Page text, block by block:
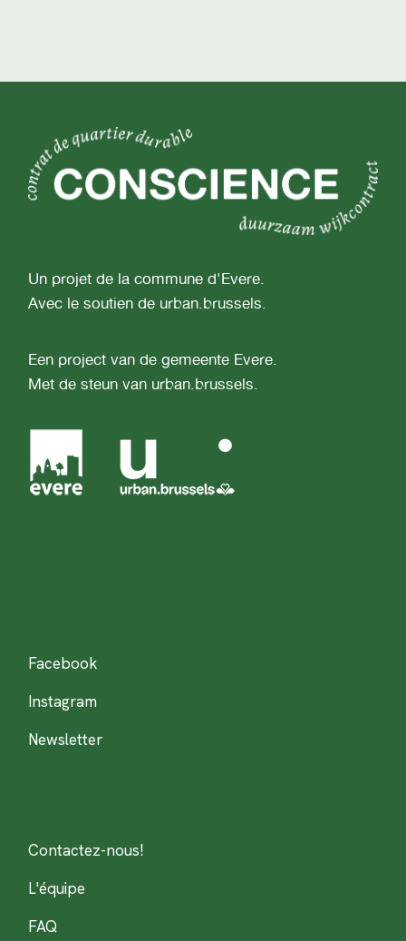
Un projet de la commune d'Evere.
Avec le soutien de urban.brussels.
Een project van de gemeente Evere.
Met de steun van urban.brussels.
Facebook
Instagram
Newsletter
Contactez-nous!
L'équipe
FAQ